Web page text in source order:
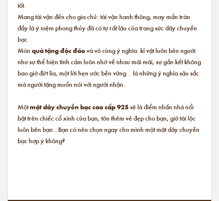
tốt.
Mang tài vận đến cho gia chủ: tài vận hanh thông, may mắn tràn
đầy là ý niệm phong thủy đã có tự rất lâu của trang sức dây chuyền
bạc
Món quà tặng độc đáovà vô cùng ý nghĩa: kỉ vật luôn bên người
như sự thể hiện tình cảm luôn nhớ về nhau mãi mãi, sự gắn kết không
bao giờ đứt lìa, một lời hẹn ước bền vững… là những ý nghĩa sâu sắc
mà người tặng muốn nói với người nhận.
Mộtmặt dây chuyền bạc cao cấp 925sẽ là điểm nhấn nhá nổi
bật trên chiếc cổ xinh của bạn, tôn thêm vẻ đẹp cho bạn, giữ tài lộc
luôn bên bạn…Bạn có nên chọn ngay cho mình một mặt dây chuyền
bạc hợp ý không?